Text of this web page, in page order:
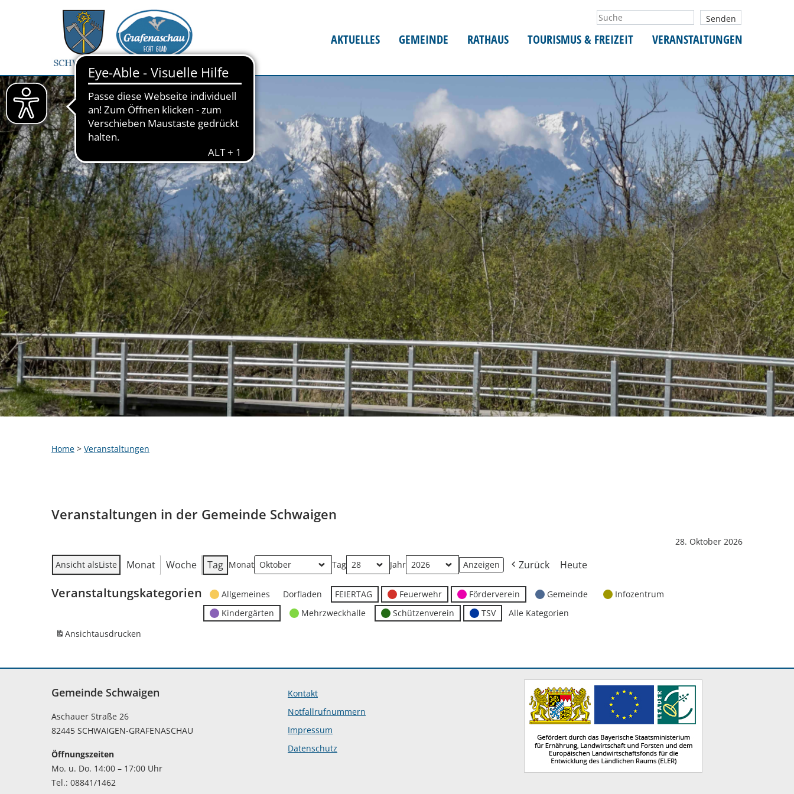
AKTUELLES GEMEINDE RATHAUS TOURISMUS & FREIZEIT VERANSTALTUNGEN
Home > Veranstaltungen
Veranstaltungen in der Gemeinde Schwaigen
28. Oktober 2026
Ansicht alsListe Monat Woche Tag Monat Tag Jahr Zurück Heute
Veranstaltungskategorien Allgemeines Dorfladen FEIERTAG Feuerwehr Förderverein Gemeinde
Infozentrum
Kindergärten
Mehrzweckhalle Schützenverein TSV
Alle Kategorien
Ansichtausdrucken
Gemeinde Schwaigen
Aschauer Straße 26
82445 SCHWAIGEN-GRAFENASCHAU
Öffnungszeiten
Mo. u. Do. 14:00 – 17:00 Uhr
Tel.: 08841/1462
Kontakt
Notfallrufnummern
Impressum
Datenschutz